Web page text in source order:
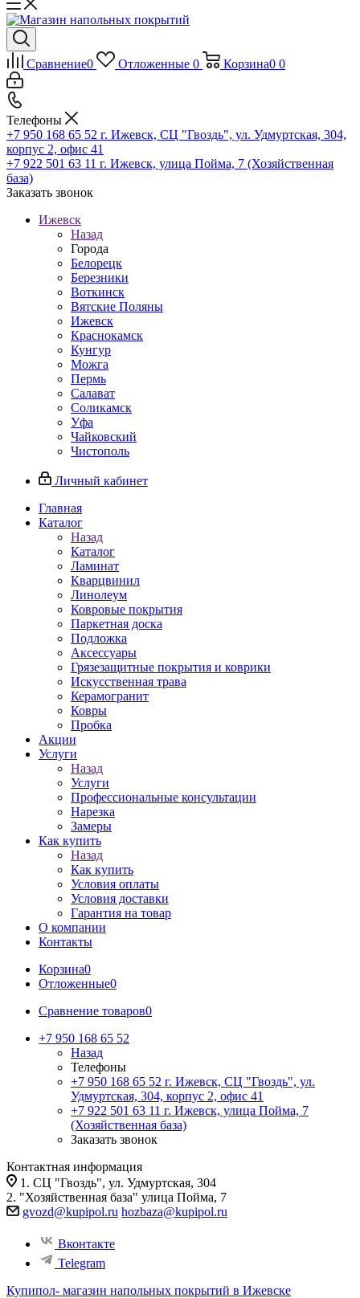
Сравнение0 Отложенные 0 Корзина0 0
Телефоны
+7 950 168 65 52 г. Ижевск, СЦ "Гвоздь", ул. Удмуртская, 304,
корпус 2, офис 41
+7 922 501 63 11 г. Ижевск, улица Пойма, 7 (Хозяйственная
база)
Заказать звонок
Ижевск
Назад
Города
Белорецк
Березники
Воткинск
Вятские Поляны
Ижевск
Краснокамск
Кунгур
Можга
Пермь
Салават
Соликамск
Уфа
Чайковский
Чистополь
Личный кабинет
Главная
Каталог
Назад
Каталог
Ламинат
Кварцвинил
Линолеум
Ковровые покрытия
Паркетная доска
Подложка
Аксессуары
Грязезащитные покрытия и коврики
Искусственная трава
Керамогранит
Ковры
Пробка
Акции
Услуги
Назад
Услуги
Профессиональные консультации
Нарезка
Замеры
Как купить
Назад
Как купить
Условия оплаты
Условия доставки
Гарантия на товар
О компании
Контакты
Корзина0
Отложенные0
Сравнение товаров0
+7 950 168 65 52
Назад
Телефоны
+7 950 168 65 52 г. Ижевск, СЦ "Гвоздь", ул.
Удмуртская, 304, корпус 2, офис 41
+7 922 501 63 11 г. Ижевск, улица Пойма, 7
(Хозяйственная база)
Заказать звонок
Контактная информация
1. СЦ "Гвоздь", ул. Удмуртская, 304
2. "Хозяйственная база" улица Пойма, 7
gvozd@kupipol.ru hozbaza@kupipol.ru
Вконтакте
Telegram
Купипол- магазин напольных покрытий в Ижевске